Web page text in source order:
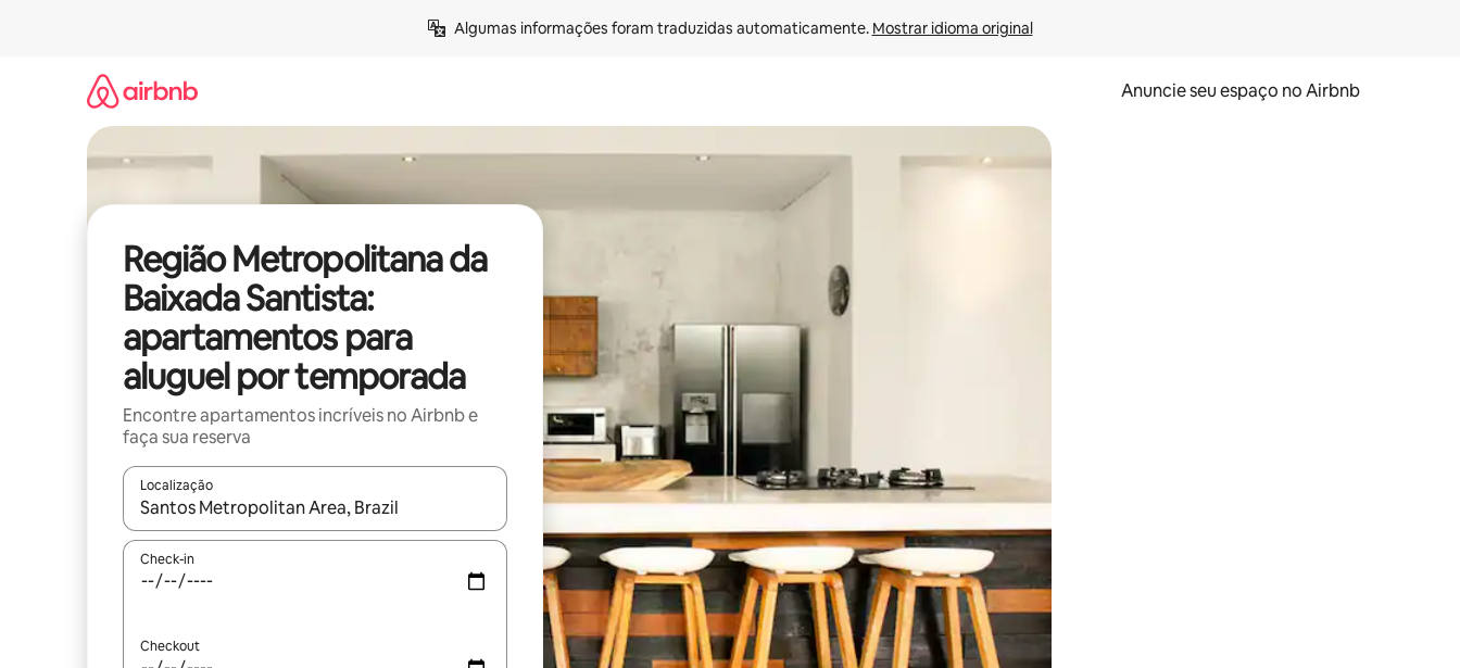
Algumas informações foram traduzidas automaticamente. Mostrar idioma original
Anuncie seu espaço no Airbnb
Região Metropolitana da
Baixada Santista:
apartamentos para
aluguel por temporada
Encontre apartamentos incríveis no Airbnb e
faça sua reserva
Localização
Quando os resultados estiverem disponíveis, explore-os usando as seta para cima e para baixo do teclado ou tocando e deslizando o dedo na tela.
Check-in
Checkout